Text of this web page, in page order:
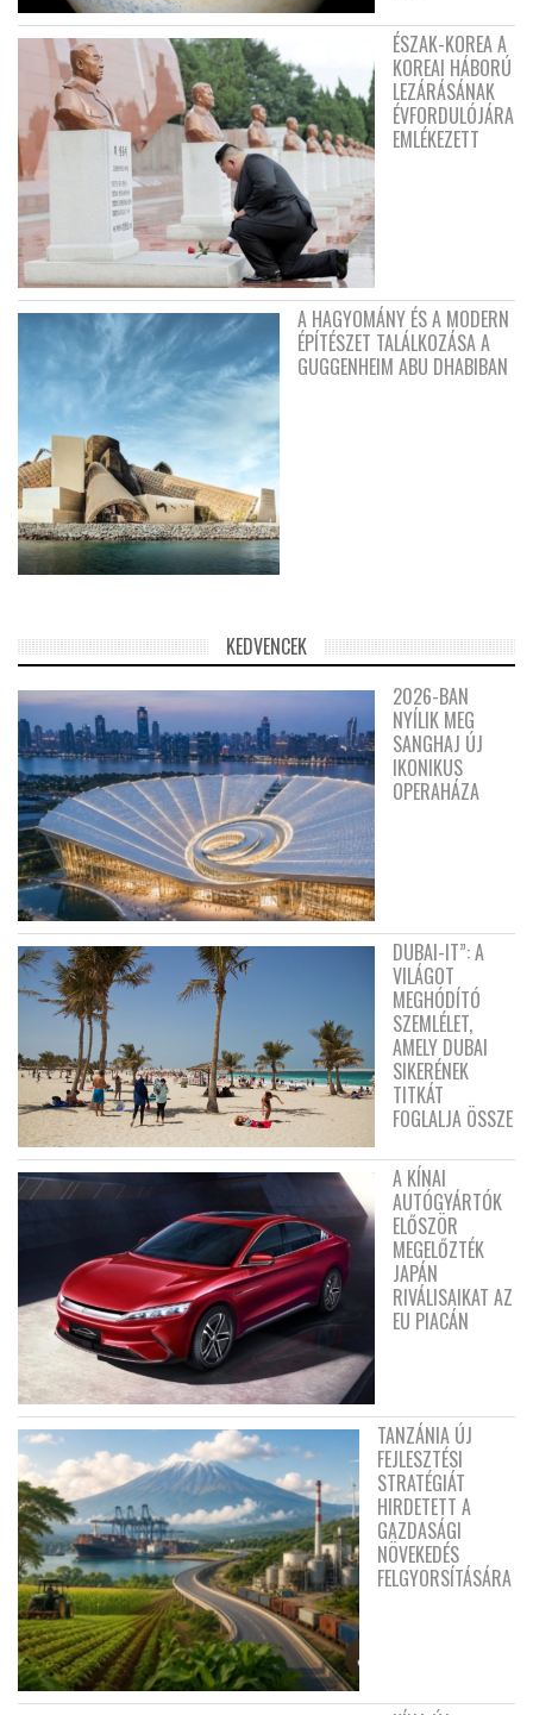
ÉSZAK-KOREA A
KOREAI HÁBORÚ
LEZÁRÁSÁNAK
ÉVFORDULÓJÁRA
EMLÉKEZETT
A HAGYOMÁNY ÉS A MODERN
ÉPÍTÉSZET TALÁLKOZÁSA A
GUGGENHEIM ABU DHABIBAN
KEDVENCEK
2026-BAN
NYÍLIK MEG
SANGHAJ ÚJ
IKONIKUS
OPERAHÁZA
DUBAI-IT”: A
VILÁGOT
MEGHÓDÍTÓ
SZEMLÉLET,
AMELY DUBAI
SIKERÉNEK
TITKÁT
FOGLALJA ÖSSZE
A KÍNAI
AUTÓGYÁRTÓK
ELŐSZÖR
MEGELŐZTÉK
JAPÁN
RIVÁLISAIKAT AZ
EU PIACÁN
TANZÁNIA ÚJ
FEJLESZTÉSI
STRATÉGIÁT
HIRDETETT A
GAZDASÁGI
NÖVEKEDÉS
FELGYORSÍTÁSÁRA